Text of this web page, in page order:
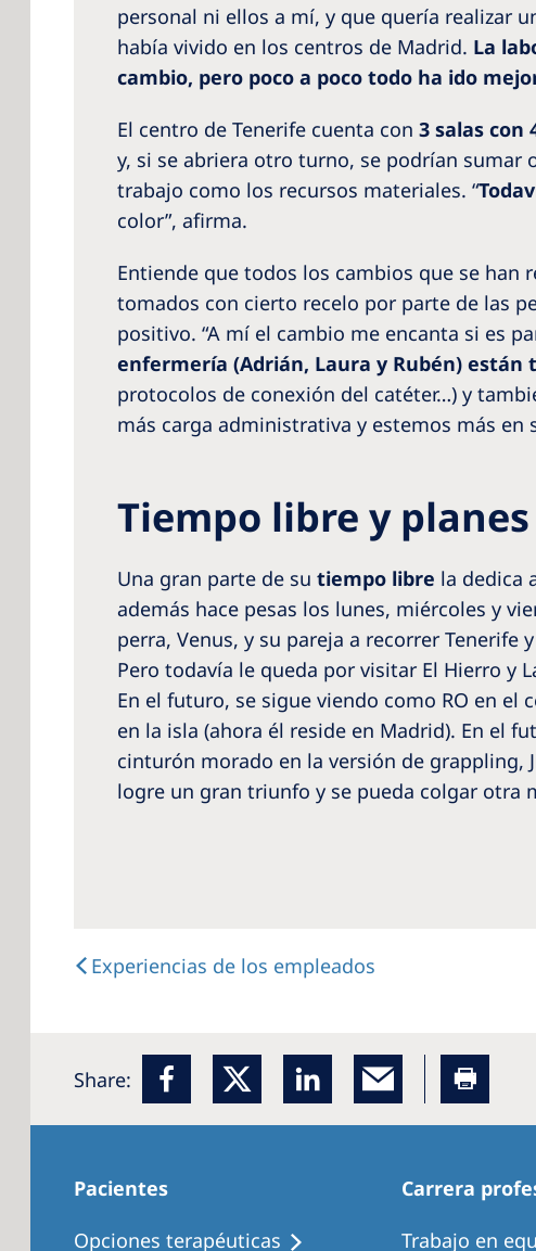
personal ni ellos a mí, y que quería realizar
había vivido en los centros de Madrid. La
cambio, pero poco a poco todo ha ido
El centro de Tenerife cuenta con 3 salas con
y, si se abriera otro turno, se podrían sumar
trabajo como los recursos materiales. “
color”, afirma.
Entiende que todos los cambios que se han
tomados con cierto recelo por parte de las
positivo. “A mí el cambio me encanta si es
enfermería (Adrián, Laura y Rubén)
protocolos de conexión del catéter…) y
más carga administrativa y estemos más en
Tiempo libre y
Una gran parte de su tiempo libre la dedica
además hace pesas los lunes, miércoles y
perra, Venus, y su pareja a recorrer Tenerife
Pero todavía le queda por visitar El Hierro y
En el futuro, se sigue viendo como RO en el
en la isla (ahora él reside en Madrid). En el
cinturón morado en la versión de grappling,
logre un gran triunfo y se pueda colgar otra
Experiencias de los empleados
Share:
Pacientes
Opciones terapéuticas
Carrera
Trabajo en